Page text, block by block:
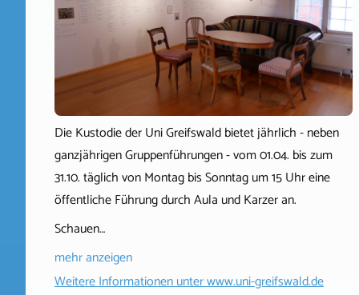
Die Kustodie der Uni Greifswald bietet jährlich - neben
ganzjährigen Gruppenführungen - vom 01.04. bis zum
31.10. täglich von Montag bis Sonntag um 15 Uhr eine
öffentliche Führung durch Aula und Karzer an.
Schauen…
mehr anzeigen
Weitere Informationen unterwww.uni-greifswald.de